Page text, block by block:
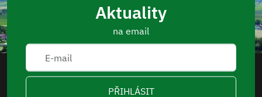
Aktuality
na email
PŘIHLÁSIT